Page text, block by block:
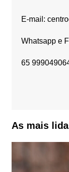
E-mail:
Whatsapp e
65
As mais